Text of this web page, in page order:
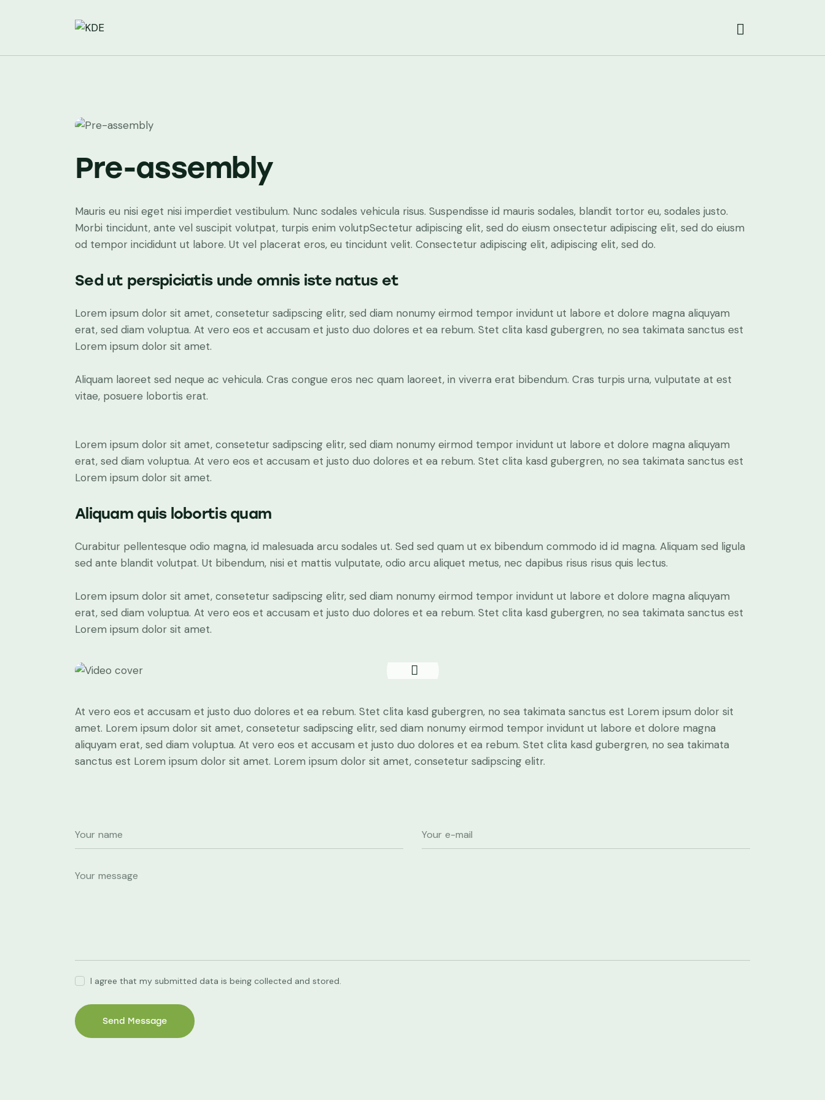
Pre-assembly
Mauris eu nisi eget nisi imperdiet vestibulum. Nunc sodales vehicula risus. Suspendisse id mauris sodales, blandit tortor eu, sodales justo.
Morbi tincidunt, ante vel suscipit volutpat, turpis enim volutpSectetur adipiscing elit, sed do eiusm onsectetur adipiscing elit, sed do eiusm
od tempor incididunt ut labore. Ut vel placerat eros, eu tincidunt velit. Consectetur adipiscing elit, adipiscing elit, sed do.
Sed ut perspiciatis unde omnis iste natus et
Lorem ipsum dolor sit amet, consetetur sadipscing elitr, sed diam nonumy eirmod tempor invidunt ut labore et dolore magna aliquyam
erat, sed diam voluptua. At vero eos et accusam et justo duo dolores et ea rebum. Stet clita kasd gubergren, no sea takimata sanctus est
Lorem ipsum dolor sit amet.
Aliquam laoreet sed neque ac vehicula. Cras congue eros nec quam laoreet, in viverra erat bibendum. Cras turpis urna, vulputate at est
vitae, posuere lobortis erat.
Lorem ipsum dolor sit amet, consetetur sadipscing elitr, sed diam nonumy eirmod tempor invidunt ut labore et dolore magna aliquyam
erat, sed diam voluptua. At vero eos et accusam et justo duo dolores et ea rebum. Stet clita kasd gubergren, no sea takimata sanctus est
Lorem ipsum dolor sit amet.
Aliquam quis lobortis quam
Curabitur pellentesque odio magna, id malesuada arcu sodales ut. Sed sed quam ut ex bibendum commodo id id magna. Aliquam sed ligula
sed ante blandit volutpat. Ut bibendum, nisi et mattis vulputate, odio arcu aliquet metus, nec dapibus risus risus quis lectus.
Lorem ipsum dolor sit amet, consetetur sadipscing elitr, sed diam nonumy eirmod tempor invidunt ut labore et dolore magna aliquyam
erat, sed diam voluptua. At vero eos et accusam et justo duo dolores et ea rebum. Stet clita kasd gubergren, no sea takimata sanctus est
Lorem ipsum dolor sit amet.
At vero eos et accusam et justo duo dolores et ea rebum. Stet clita kasd gubergren, no sea takimata sanctus est Lorem ipsum dolor sit
amet. Lorem ipsum dolor sit amet, consetetur sadipscing elitr, sed diam nonumy eirmod tempor invidunt ut labore et dolore magna
aliquyam erat, sed diam voluptua. At vero eos et accusam et justo duo dolores et ea rebum. Stet clita kasd gubergren, no sea takimata
sanctus est Lorem ipsum dolor sit amet. Lorem ipsum dolor sit amet, consetetur sadipscing elitr.
I agree that my submitted data is being collected and stored.
Send Message